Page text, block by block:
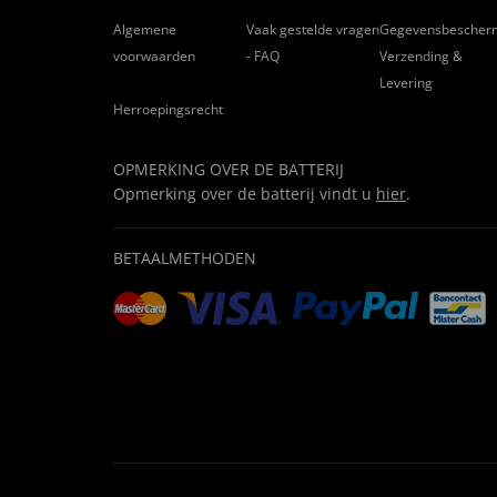
Algemene
voorwaarden
Vaak gestelde vragen
- FAQ
Verzending &
Levering
Herroepingsrecht
OPMERKING OVER DE BATTERIJ
Opmerking over de batterij vindt u hier.
BETAALMETHODEN